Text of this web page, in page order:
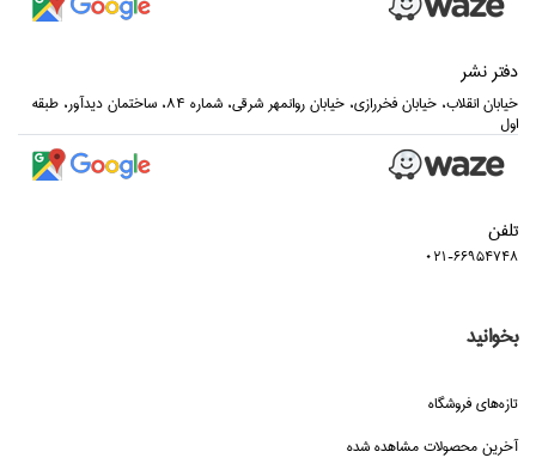
دفتر نشر
خيابان انقلاب، خيابان فخررازي، خيابان روانمهر شرقي، شماره 84، ساختمان ديدآور، طبقه
اول
تلفن
021-66954748
بخوانید
تازه‌هاي فروشگاه
آخرین محصولات مشاهده شده